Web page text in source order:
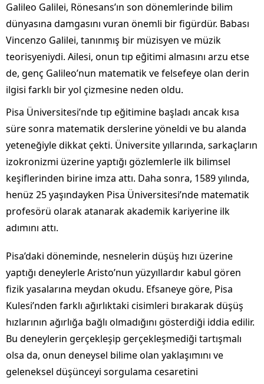
Galileo Galilei, Rönesans’ın son dönemlerinde bilim
dünyasına damgasını vuran önemli bir figürdür. Babası
Vincenzo Galilei, tanınmış bir müzisyen ve müzik
teorisyeniydi. Ailesi, onun tıp eğitimi almasını arzu etse
de, genç Galileo’nun matematik ve felsefeye olan derin
ilgisi farklı bir yol çizmesine neden oldu.
Pisa Üniversitesi’nde tıp eğitimine başladı ancak kısa
süre sonra matematik derslerine yöneldi ve bu alanda
yeteneğiyle dikkat çekti. Üniversite yıllarında, sarkaçların
izokronizmi üzerine yaptığı gözlemlerle ilk bilimsel
keşiflerinden birine imza attı. Daha sonra, 1589 yılında,
henüz 25 yaşındayken Pisa Üniversitesi’nde matematik
profesörü olarak atanarak akademik kariyerine ilk
adımını attı.
Pisa’daki döneminde, nesnelerin düşüş hızı üzerine
yaptığı deneylerle Aristo’nun yüzyıllardır kabul gören
fizik yasalarına meydan okudu. Efsaneye göre, Pisa
Kulesi’nden farklı ağırlıktaki cisimleri bırakarak düşüş
hızlarının ağırlığa bağlı olmadığını gösterdiği iddia edilir.
Bu deneylerin gerçekleşip gerçekleşmediği tartışmalı
olsa da, onun deneysel bilime olan yaklaşımını ve
geleneksel düşünceyi sorgulama cesaretini